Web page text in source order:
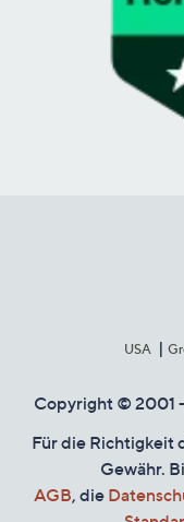
USA
Copyright © 2001 -
Für die Richtigkeit
Gewähr.
AGB, die